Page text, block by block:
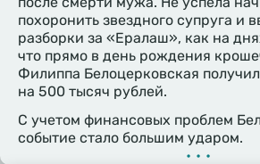
похоронить звездного супруга и
разборки за «Ералаш», как на
что прямо в день рождения
Филиппа Белоцерковская
на 500 тысяч рублей.
С учетом финансовых проблем
событие стало большим ударом.
•••